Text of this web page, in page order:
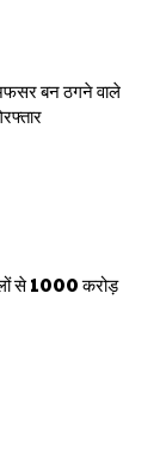
बन ठगने वाले
से 1000 करोड़